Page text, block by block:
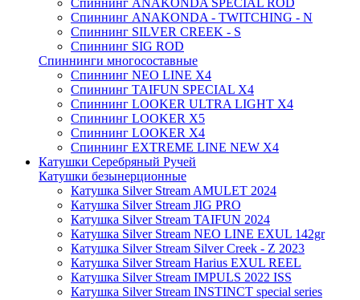
Спиннинг ANAKONDA SPECIAL ROD
Спиннинг ANAKONDA - TWITCHING - N
Спиннинг SILVER CREEK - S
Спиннинг SIG ROD
Спиннинги многосоставные
Спиннинг NEO LINE X4
Спиннинг TAIFUN SPECIAL X4
Спиннинг LOOKER ULTRA LIGHT X4
Спиннинг LOOKER X5
Спиннинг LOOKER X4
Спиннинг EXTREME LINE NEW X4
Катушки Серебряный Ручей
Катушки безынерционные
Катушка Silver Stream AMULET 2024
Катушка Silver Stream JIG PRO
Катушка Silver Stream TAIFUN 2024
Катушка Silver Stream NEO LINE EXUL 142gr
Катушка Silver Stream Silver Creek - Z 2023
Катушка Silver Stream Harius EXUL REEL
Катушка Silver Stream IMPULS 2022 ISS
Катушка Silver Stream INSTINCT special series